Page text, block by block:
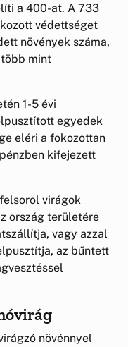
a 400-at. A 733
védettséget
növények száma,
mint
1-5 évi
egyedek
eléri a fokozottan
kifejezett
virágok
ország területére
vagy azzal
az bűntett
növénnyel